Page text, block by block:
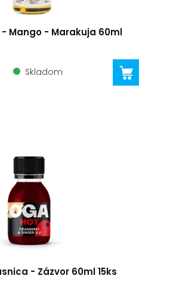
Mango - Marakuja 60ml
Skladom
- Zázvor 60ml 15ks